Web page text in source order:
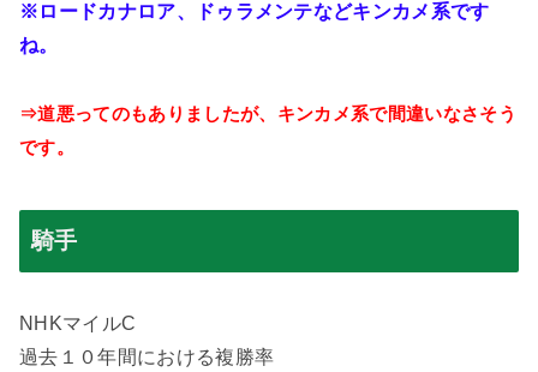
※ロードカナロア、ドゥラメンテなどキンカメ系です
ね。
⇒道悪ってのもありましたが、キンカメ系で間違いなさそう
です。
騎手
NHKマイルC
過去１０年間における複勝率